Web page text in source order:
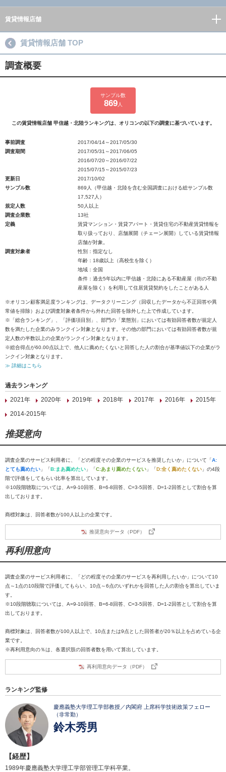
賃貸情報店舗
賃貸情報店舗 TOP
調査概要
サンプル数
869人
この賃貸情報店舗 甲信越・北陸ランキングは、オリコンの以下の調査に基づいています。
事前調査
2017/04/14～2017/05/30
調査期間
2017/05/31～2017/06/05
2016/07/20～2016/07/22
2015/07/15～2015/07/23
更新日
2017/10/02
サンプル数
869人（甲信越・北陸を含む全国調査における総サンプル数
17,527人）
規定人数
50人以上
調査企業数
13社
定義
賃貸マンション・賃貸アパート・賃貸住宅の不動産賃貸情報を
取り扱っており、店舗展開（チェーン展開）している賃貸情報
店舗が対象。
調査対象者
性別：指定なし
年齢：18歳以上（高校生を除く）
地域：全国
条件：過去5年以内に甲信越・北陸にある不動産屋（街の不動
産屋を除く）を利用して住居賃貸契約をしたことがある人
※オリコン顧客満足度ランキングは、データクリーニング（回収したデータから不正回答や異
常値を排除）および調査対象者条件から外れた回答を除外した上で作成しています。
※「総合ランキング」、「評価項目別」、部門の「業態別」においては有効回答者数が規定人
数を満たした企業のみランクイン対象となります。その他の部門においては有効回答者数が規
定人数の半数以上の企業がランクイン対象となります。
※総合得点が60.00点以上で、他人に薦めたくないと回答した人の割合が基準値以下の企業がラ
ンクイン対象となります。
≫ 詳細はこちら
過去ランキング
2021年
2020年 2019年 2018年 2017年 2016年
2015年
2014-2015年
推奨意向
調査企業のサービス利用者に、「どの程度その企業のサービスを推奨したいか」について「A:
とても薦めたい 」「B:まあ薦めたい 」「C:あまり薦めたくない 」「D:全く薦めたくない 」の4段
階で評価をしてもらい比率を算出しています。
※10段階聴取については、A=9-10回答、B=6-8回答、C=3-5回答、D=1-2回答として割合を算
出しております。
商標対象は、回答者数が100人以上の企業です。
推奨意向データ（PDF）
再利用意向
調査企業のサービス利用者に、「どの程度その企業のサービスを再利用したいか」について10
点～1点の10段階で評価してもらい、10点～6点のいずれかを回答した人の割合を算出していま
す。
※10段階聴取については、A=9-10回答、B=6-8回答、C=3-5回答、D=1-2回答として割合を算
出しております。
商標対象は、回答者数が100人以上で、10点または9点とした回答者が20％以上を占めている企
業です。
※再利用意向の％は、各選択肢の回答者数を用いて算出しています。
再利用意向データ（PDF）
ランキング監修
慶應義塾大学理工学部教授／内閣府 上席科学技術政策フェロー
（非常勤）
鈴木秀男
【経歴】
1989年慶應義塾大学理工学部管理工学科卒業。